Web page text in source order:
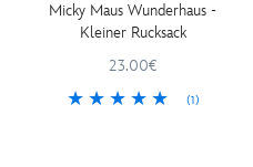
Micky Maus Wunderhaus -
Kleiner Rucksack
23.00€
(1)